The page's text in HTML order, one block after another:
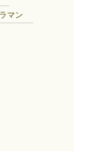
マン